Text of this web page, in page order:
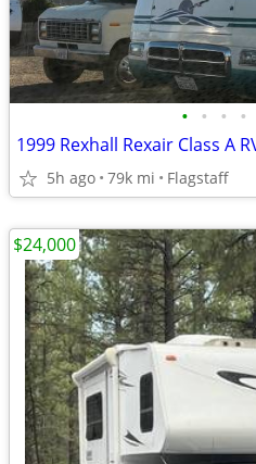
• • • •
1999 Rexhall Rexair Class A
5h ago 79k mi Flagstaff
$24,000